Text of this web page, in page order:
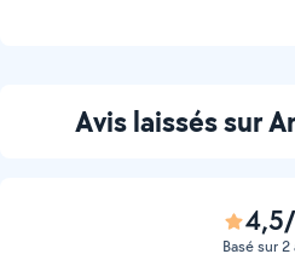
Avis laissés sur
Basé sur 2